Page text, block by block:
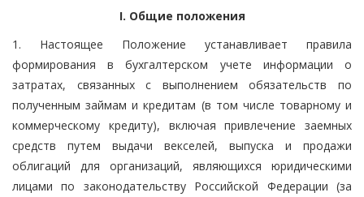
I. Общие положения
1. Настоящее Положение устанавливает правила
формирования в бухгалтерском учете информации о
затратах, связанных с выполнением обязательств по
полученным займам и кредитам (в том числе товарному и
коммерческому кредиту), включая привлечение заемных
средств путем выдачи векселей, выпуска и продажи
облигаций для организаций, являющихся юридическими
лицами по законодательству Российской Федерации (за